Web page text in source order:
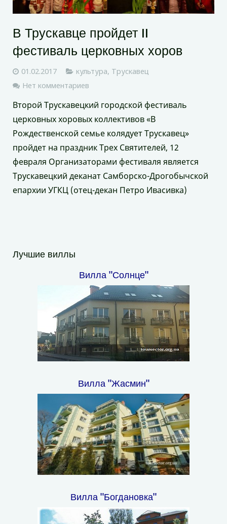
В Трускавце пройдет II
фестиваль церковных хоров
01.02.2017 культура, Трускавец
Нет комментариев
Второй Трускавецкий городской фестиваль
церковных хоровых коллективов «В
Рождественской семье колядует Трускавец»
пройдет на праздник Трех Святителей, 12
февраля Организаторами фестиваля является
Трускавецкий деканат Самборско-Дрогобычской
епархии УГКЦ (отец-декан Петро Ивасивка)
Лучшие виллы
Вилла "Солнце"
Вилла "Жасмин"
Вилла "Богдановка"